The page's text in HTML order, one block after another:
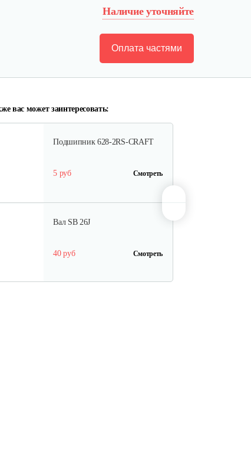
Наличие уточняйте
Оплата частями
вас может заинтересовать:
Смотреть
Крепление руля, средняя часть
Подшипник 628-2RS-CRAFT
5 руб Смотреть
Вал SB 26J
40 руб Смотреть